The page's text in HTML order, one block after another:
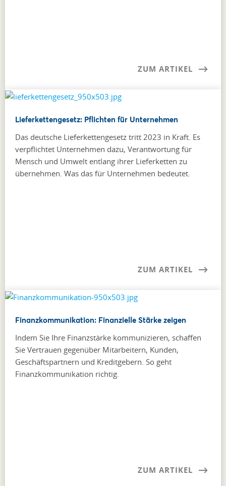
ZUM ARTIKEL
Lieferkettengesetz: Pflichten für Unternehmen
Das deutsche Lieferkettengesetz tritt 2023 in Kraft. Es
verpflichtet Unternehmen dazu, Verantwortung für
Mensch und Umwelt entlang ihrer Lieferketten zu
übernehmen. Was das für Unternehmen bedeutet.
ZUM ARTIKEL
Finanzkommunikation: Finanzielle Stärke zeigen
Indem Sie Ihre Finanzstärke kommunizieren, schaffen
Sie Vertrauen gegenüber Mitarbeitern, Kunden,
Geschäftspartnern und Kreditgebern. So geht
Finanzkommunikation richtig.
ZUM ARTIKEL